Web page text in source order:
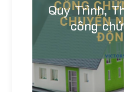
Quy Trình,
công